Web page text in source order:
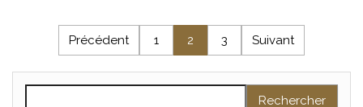
Pagination des publications
Précédent 1 2 3 Suivant